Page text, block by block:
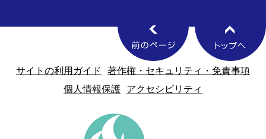
サイトの利用ガイド
著作権・セキュリティ・免責事項
個人情報保護
アクセシビリティ